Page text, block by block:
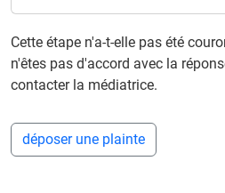
Cette étape n'a-t-elle pas été
n'êtes pas d'accord avec la
contacter la médiatrice.
déposer une plainte